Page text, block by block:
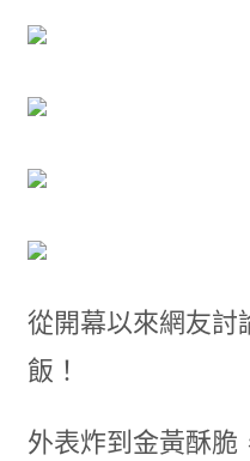
從開幕以來網友討
飯！
外表炸到金黃酥脆